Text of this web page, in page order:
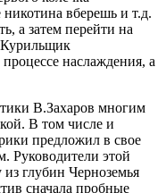
вберешь и т.д.
а затем перейти на
Курильщик
наслаждения, а
В.Захаров многим
В том числе и
предложил в свое
Руководители этой
глубин Черноземья
сначала пробные